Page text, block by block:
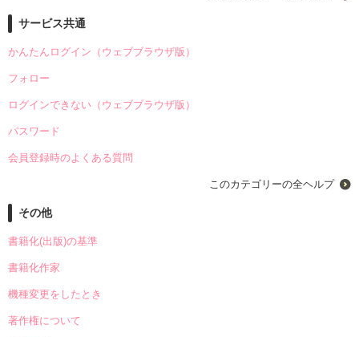
サービス共通
かんたんログイン（ウェブブラウザ版）
フォロー
ログインできない（ウェブブラウザ版）
パスワード
会員登録時のよくある質問
このカテゴリーの全ヘルプ
その他
書籍化(出版)の基準
書籍化作家
機種変更をしたとき
著作権について